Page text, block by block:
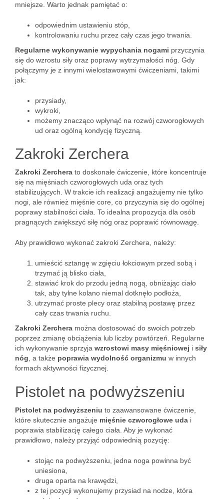
mniejsze. Warto jednak pamiętać o:
odpowiednim ustawieniu stóp,
kontrolowaniu ruchu przez cały czas jego trwania.
Regularne wykonywanie wypychania nogami przyczynia
się do wzrostu siły oraz poprawy wytrzymałości nóg. Gdy
połączymy je z innymi wielostawowymi ćwiczeniami, takimi
jak:
przysiady,
wykroki,
możemy znacząco wpłynąć na rozwój czworogłowych
ud oraz ogólną kondycję fizyczną.
Zakroki Zerchera
Zakroki Zerchera to doskonałe ćwiczenie, które koncentruje
się na mięśniach czworogłowych uda oraz tych
stabilizujących. W trakcie ich realizacji angażujemy nie tylko
nogi, ale również mięśnie core, co przyczynia się do ogólnej
poprawy stabilności ciała. To idealna propozycja dla osób
pragnących zwiększyć siłę nóg oraz poprawić równowagę.
Aby prawidłowo wykonać zakroki Zerchera, należy:
umieścić sztangę w zgięciu łokciowym przed sobą i
trzymać ją blisko ciała,
stawiać krok do przodu jedną nogą, obniżając ciało
tak, aby tylne kolano niemal dotknęło podłoża,
utrzymać proste plecy oraz stabilną postawę przez
cały czas trwania ruchu.
Zakroki Zerchera można dostosować do swoich potrzeb
poprzez zmianę obciążenia lub liczby powtórzeń. Regularne
ich wykonywanie sprzyja wzrostowi masy mięśniowej i siły
nóg , a także poprawia wydolność organizmu w innych
formach aktywności fizycznej.
Pistolet na podwyższeniu
Pistolet na podwyższeniu to zaawansowane ćwiczenie,
które skutecznie angażuje mięśnie czworogłowe uda i
poprawia stabilizację całego ciała. Aby je wykonać
prawidłowo, należy przyjąć odpowiednią pozycję:
stojąc na podwyższeniu, jedna noga powinna być
uniesiona,
druga oparta na krawędzi,
z tej pozycji wykonujemy przysiad na nodze, która